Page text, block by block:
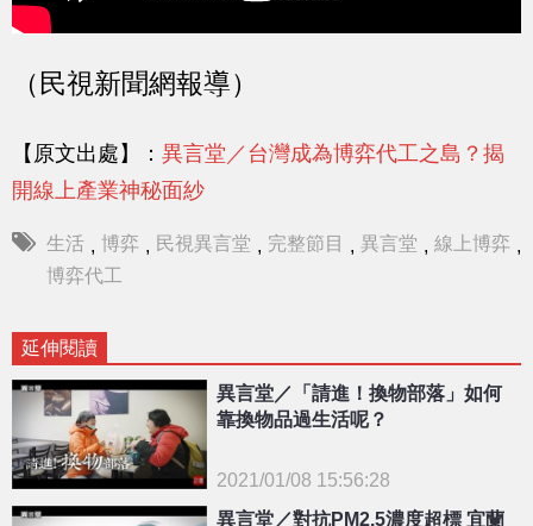
（民視新聞網報導）
【原文出處】： 異言堂／台灣成為博弈代工之島？揭
開線上產業神秘面紗
生活 , 博弈 , 民視異言堂 , 完整節目 , 異言堂 , 線上博弈 ,
博弈代工
延伸閱讀
{PLAYICON}
異言堂／「請進！換物部落」如何
靠換物品過生活呢？
2021/01/08 15:56:28
異言堂／對抗PM2.5濃度超標 宜蘭